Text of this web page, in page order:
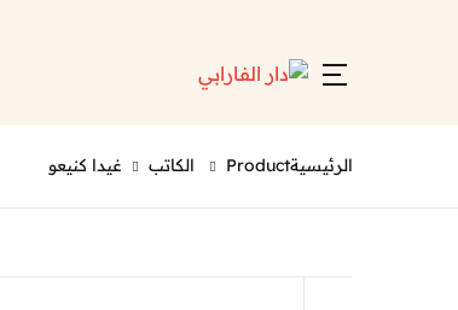
الرئيسيةProduct الكاتب غيدا كنيعو